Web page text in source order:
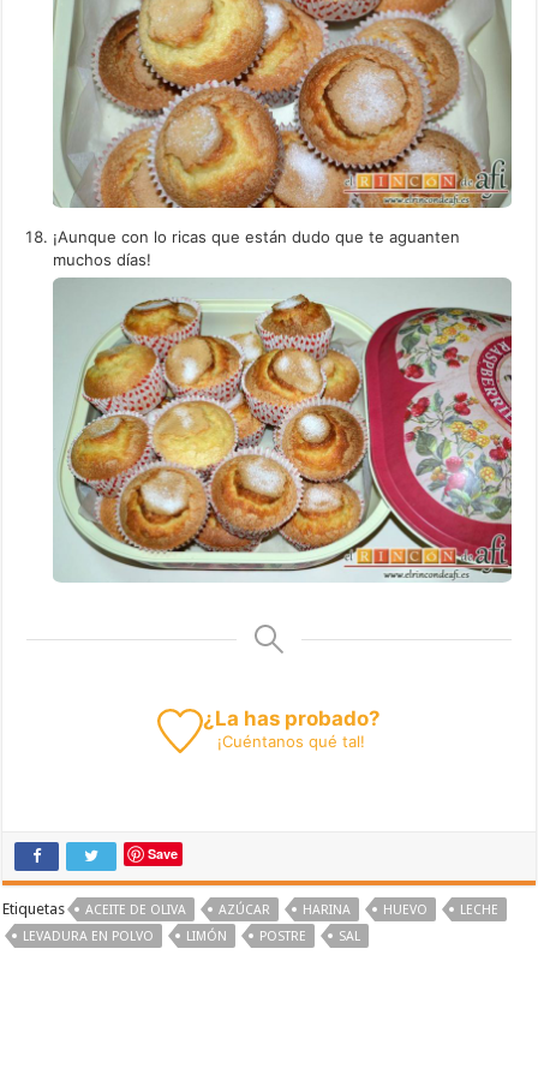
¡Aunque con lo ricas que están dudo que te aguanten
muchos días!
¿La has probado?
¡Cuéntanos qué tal!
Save
Etiquetas ACEITE DE OLIVA AZÚCAR HARINA HUEVO
LECHE
LEVADURA EN POLVO
LIMÓN POSTRE SAL